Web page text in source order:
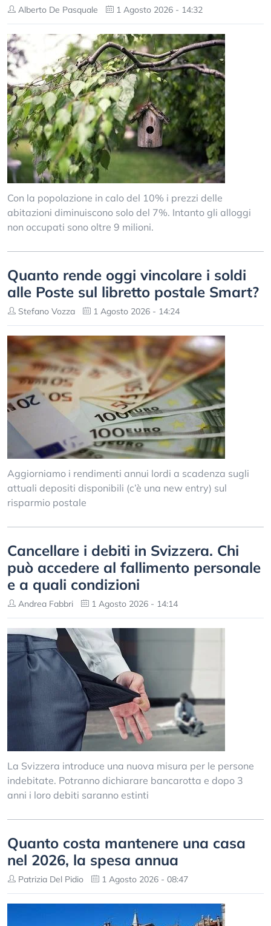
Alberto De Pasquale 1 Agosto 2026 - 14:32
Con la popolazione in calo del 10% i prezzi delle
abitazioni diminuiscono solo del 7%. Intanto gli alloggi
non occupati sono oltre 9 milioni.
Quanto rende oggi vincolare i soldi
alle Poste sul libretto postale Smart?
Stefano Vozza 1 Agosto 2026 - 14:24
Aggiorniamo i rendimenti annui lordi a scadenza sugli
attuali depositi disponibili (c’è una new entry) sul
risparmio postale
Cancellare i debiti in Svizzera. Chi
può accedere al fallimento personale
e a quali condizioni
Andrea Fabbri 1 Agosto 2026 - 14:14
La Svizzera introduce una nuova misura per le persone
indebitate. Potranno dichiarare bancarotta e dopo 3
anni i loro debiti saranno estinti
Quanto costa mantenere una casa
nel 2026, la spesa annua
Patrizia Del Pidio 1 Agosto 2026 - 08:47